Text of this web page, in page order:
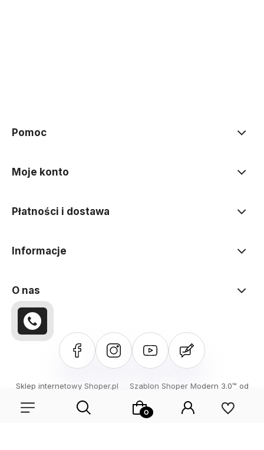
Pomoc
Moje konto
Płatności i dostawa
Informacje
O nas
Sklep internetowy Shoper.pl Szablon Shoper Modern 3.0™ od